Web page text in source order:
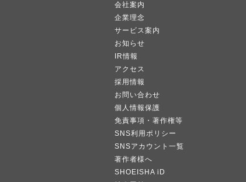
会社案内
企業理念
サービス案内
お知らせ
IR情報
アクセス
採用情報
お問い合わせ
個人情報保護
免責事項・著作権等
SNS利用ポリシー
SNSアカウント一覧
著作者様へ
SHOEISHA iD